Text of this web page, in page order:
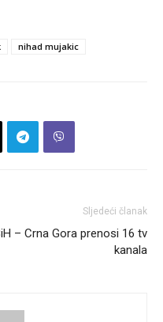
nihad mujakic
Sljedeći članak
– Crna Gora prenosi 16 tv
kanala